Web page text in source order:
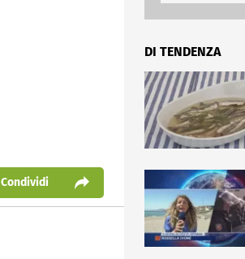
Condividi
DI TENDENZA